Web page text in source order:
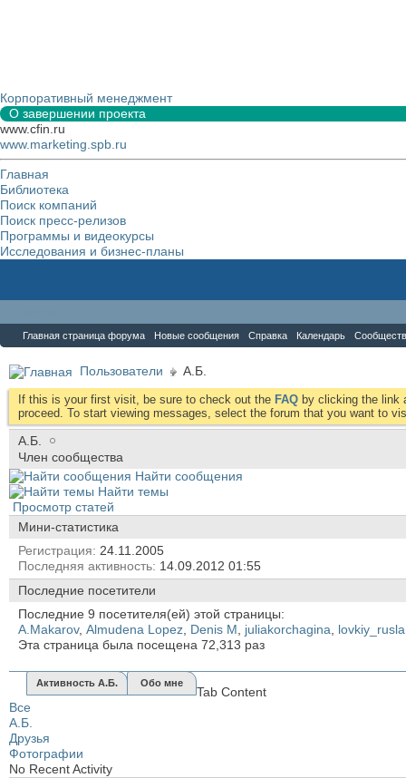
Корпоративный менеджмент
О завершении проекта
www.cfin.ru
www.marketing.spb.ru
Главная
Библиотека
Поиск компаний
Поиск пресс-релизов
Программы и видеокурсы
Исследования и бизнес-планы
Главная страница форума Новые сообщения Справка Календарь
Пользователи А.Б.
If this is your first visit, be sure to check out the FAQ by clicking the link
proceed. To start viewing messages, select the forum that you want to
А.Б.
Член сообщества
Найти сообщения
Найти темы
Просмотр статей
Мини-статистика
Регистрация 24.11.2005
Последняя активность 14.09.2012 01:55
Последние посетители
Последние 9 посетителя(ей) этой страницы:
A.Makarov, Almudena Lopez, Denis M, juliakorchagina,
Эта страница была посещена 72,313 раз
Активность А.Б. Обо мне
Tab Content
Все
А.Б.
Друзья
Фотографии
No Recent Activity